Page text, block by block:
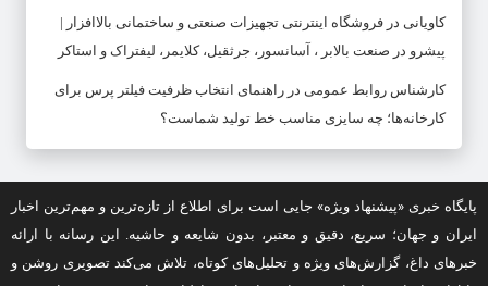
کاویانی در فروشگاه اینترنتی تجهیزات صنعتی و ساختمانی بالاافزار |
پیشرو در صنعت بالابر ، آسانسور، جرثقیل، کلایمر، لیفتراک و استاکر
کارشناس روابط عمومی در راهنمای انتخاب ظرفیت فیلتر پرس برای
کارخانه‌ها؛ چه سایزی مناسب خط تولید شماست؟
پایگاه خبری «پیشنهاد ویژه» جایی است برای اطلاع از تازه‌ترین و مهم‌ترین اخبار
ایران و جهان؛ سریع، دقیق و معتبر، بدون شایعه و حاشیه. این رسانه با ارائه
خبرهای داغ، گزارش‌های ویژه و تحلیل‌های کوتاه، تلاش می‌کند تصویری روشن و